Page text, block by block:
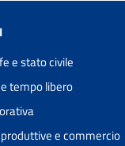
e stato civile
tempo libero
e commercio